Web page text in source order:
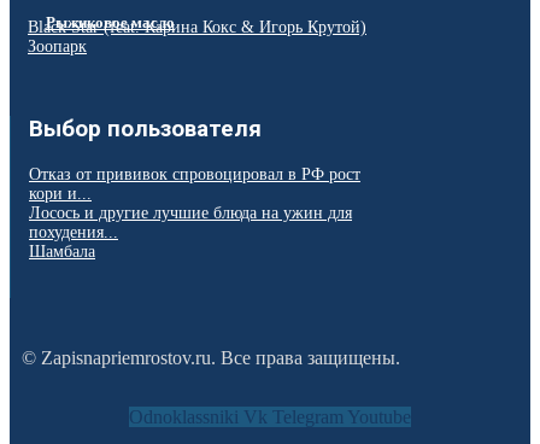
Рыжиковое масло
Black Star (feat. Карина Кокс & Игорь Крутой)
Зоопарк
Выбор пользователя
Отказ от прививок спровоцировал в РФ рост
кори и...
Лосось и другие лучшие блюда на ужин для
похудения...
Шамбала
© Zapisnapriemrostov.ru. Все права защищены.
Odnoklassniki Vk Telegram Youtube